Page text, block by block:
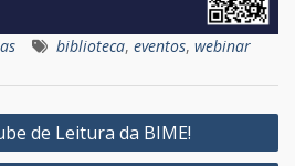
biblioteca, eventos, webinar
de Leitura da BIME!